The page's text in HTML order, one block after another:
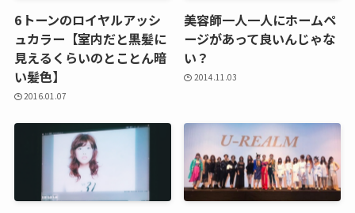
6トーンのロイヤルアッシ
ュカラー【室内だと黒髪に
見えるくらいのとことん暗
い髪色】
2016.01.07
美容師一人一人にホームペ
ージがあって良いんじゃな
い？
2014.11.03